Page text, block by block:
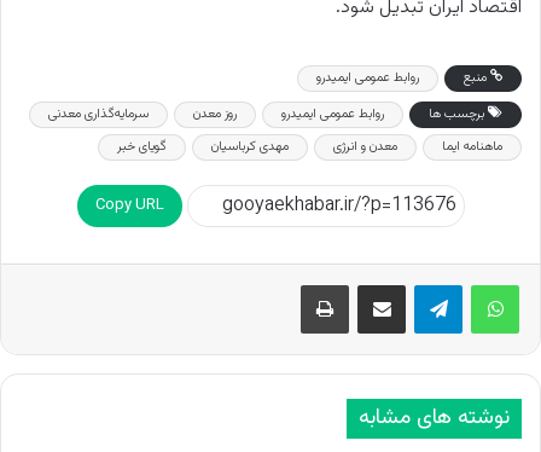
اقتصاد ایران تبدیل شود.
منبع
روابط عمومی ایمیدرو
برچسب ها
روابط عمومی ایمیدرو روز معدن
سرمایه‌گذاری معدنی
ماهنامه ایما
معدن و انرژی مهدی کرباسیان گویای خبر
Copy URL
اشتراک گذاری از طریق ایمیل چاپ
نوشته های مشابه